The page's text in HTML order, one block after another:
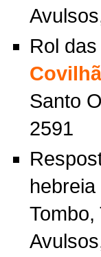
Rol
Covilhã
Santo
2591